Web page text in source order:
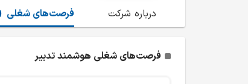
درباره شرکت فرصت‌های شغلی
فرصت‌های شغلی هوشمند تدبیر